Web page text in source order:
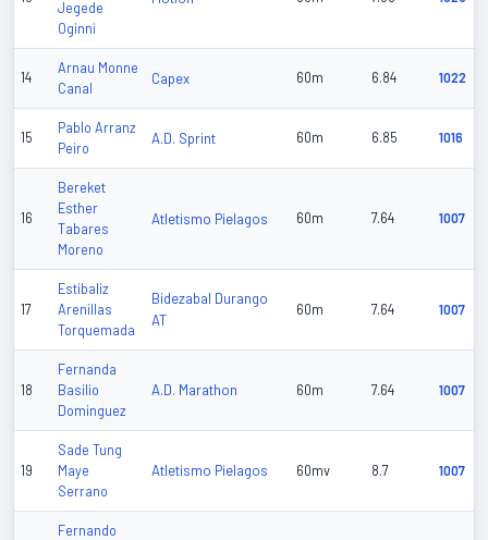
Jegede
Oginni
14
Arnau Monne
Canal
Capex 60m 6.84 1022
15
Pablo Arranz
Peiro
A.D. Sprint 60m 6.85 1016
16
Bereket
Esther
Tabares
Moreno
Atletismo Pielagos 60m 7.64 1007
17
Estibaliz
Arenillas
Torquemada
Bidezabal Durango
AT
60m 7.64 1007
18
Fernanda
Basilio
Dominguez
A.D. Marathon 60m 7.64 1007
19
Sade Tung
Maye
Serrano
Atletismo Pielagos 60mv 8.7 1007
Fernando